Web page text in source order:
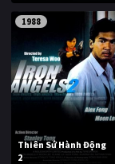
1988
Thiên Sứ Hành Động
2